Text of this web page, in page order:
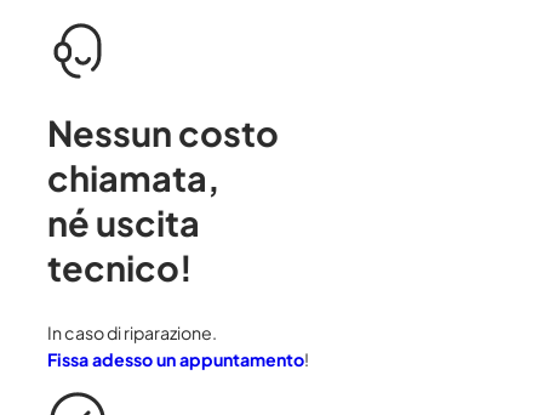
Nessun costo
chiamata,
né uscita
tecnico!
In caso di riparazione.
Fissa adesso un appuntamento!